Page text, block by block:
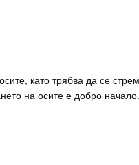
като трябва да се
на осите е добро